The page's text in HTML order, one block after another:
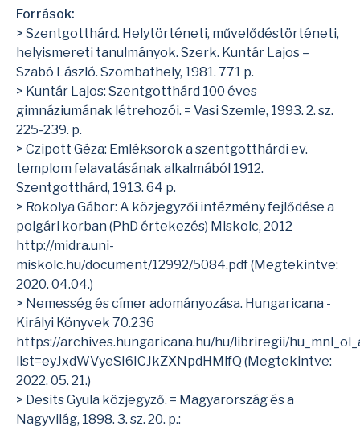
Források:
> Szentgotthárd. Helytörténeti, művelődéstörténeti,
helyismereti tanulmányok. Szerk. Kuntár Lajos –
Szabó László. Szombathely, 1981. 771 p.
> Kuntár Lajos: Szentgotthárd 100 éves
gimnáziumának létrehozói. = Vasi Szemle, 1993. 2. sz.
225-239. p.
> Czipott Géza: Emléksorok a szentgotthárdi ev.
templom felavatásának alkalmából 1912.
Szentgotthárd, 1913. 64 p.
> Rokolya Gábor: A közjegyzői intézmény fejlődése a
polgári korban (PhD értekezés) Miskolc, 2012
http://midra.uni-
miskolc.hu/document/12992/5084.pdf(Megtekintve:
2020. 04.04.)
> Nemesség és címer adományozása. Hungaricana -
Királyi Könyvek 70.236
https://archives.hungaricana.hu/hu/libriregii/
list=eyJxdWVyeSI6ICJkZXNpdHMifQ (Megtekintve:
2022. 05. 21.)
> Desits Gyula közjegyző. = Magyarország és a
Nagyvilág, 1898. 3. sz. 20. p.: